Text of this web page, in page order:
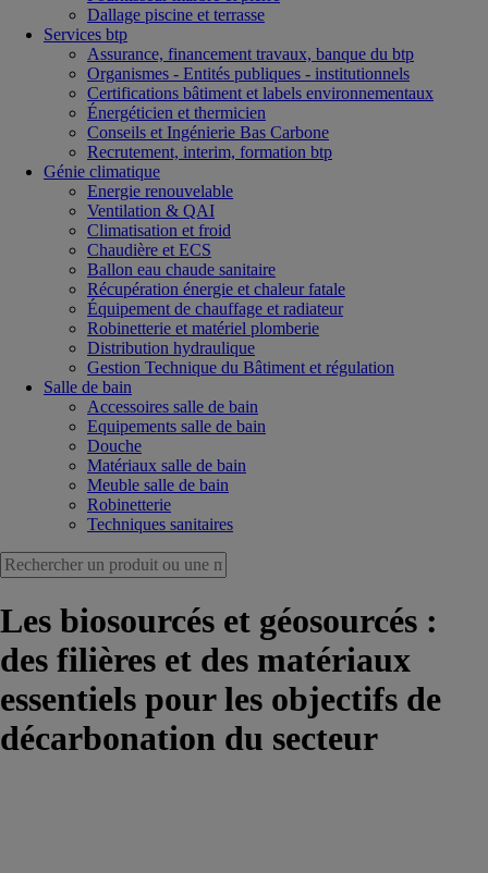
Dallage piscine et terrasse
Services btp
Assurance, financement travaux, banque du btp
Organismes - Entités publiques - institutionnels
Certifications bâtiment et labels environnementaux
Énergéticien et thermicien
Conseils et Ingénierie Bas Carbone
Recrutement, interim, formation btp
Génie climatique
Energie renouvelable
Ventilation & QAI
Climatisation et froid
Chaudière et ECS
Ballon eau chaude sanitaire
Récupération énergie et chaleur fatale
Équipement de chauffage et radiateur
Robinetterie et matériel plomberie
Distribution hydraulique
Gestion Technique du Bâtiment et régulation
Salle de bain
Accessoires salle de bain
Equipements salle de bain
Douche
Matériaux salle de bain
Meuble salle de bain
Robinetterie
Techniques sanitaires
Les biosourcés et géosourcés :
des filières et des matériaux
essentiels pour les objectifs de
décarbonation du secteur